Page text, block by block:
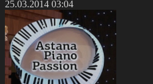
25.03.2014 03:04